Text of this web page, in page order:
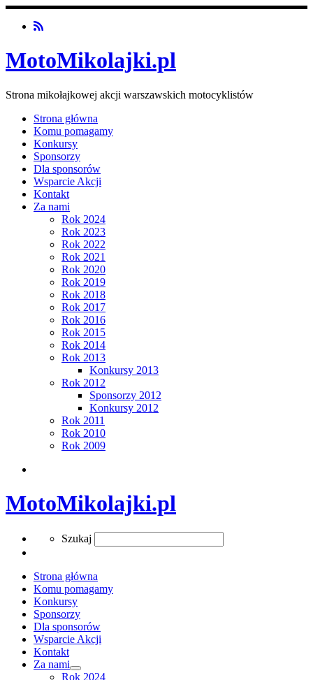
MotoMikolajki.pl
Strona mikołajkowej akcji warszawskich motocyklistów
Strona główna
Komu pomagamy
Konkursy
Sponsorzy
Dla sponsorów
Wsparcie Akcji
Kontakt
Za nami
Rok 2024
Rok 2023
Rok 2022
Rok 2021
Rok 2020
Rok 2019
Rok 2018
Rok 2017
Rok 2016
Rok 2015
Rok 2014
Rok 2013
Konkursy 2013
Rok 2012
Sponsorzy 2012
Konkursy 2012
Rok 2011
Rok 2010
Rok 2009
MotoMikolajki.pl
SearchSzukaj
Strona główna
Komu pomagamy
Konkursy
Sponsorzy
Dla sponsorów
Wsparcie Akcji
Kontakt
Za nami
Rok 2024